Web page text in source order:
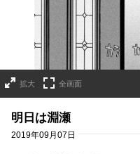
拡大 全画面
明日は淵瀬
2019年09月07日